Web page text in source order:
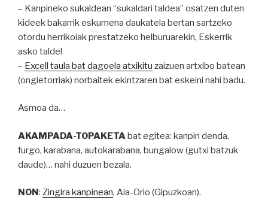
– Kanpineko sukaldean “sukaldari taldea” osatzen duten
kideek bakarrik eskumena daukatela bertan sartzeko
otordu herrikoiak prestatzeko helburuarekin, Eskerrik
asko talde!
– Excell taula bat dagoela atxikitu zaizuen artxibo batean
(ongietorriak) norbaitek ekintzaren bat eskeini nahi badu.
Asmoa da…
AKAMPADA-TOPAKETAbat egitea: kanpin denda,
furgo, karabana, autokarabana, bungalow (gutxi batzuk
daude)… nahi duzuen bezala.
NON : Zingira kanpinean, Aia-Orio (Gipuzkoan).